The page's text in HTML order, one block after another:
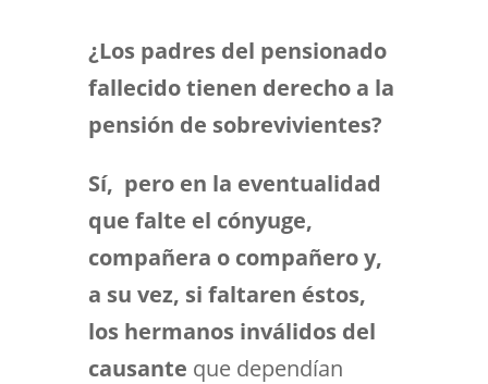
¿Los padres del pensionado
fallecido tienen derecho a la
pensión de sobrevivientes?
Sí, pero en la eventualidad
que falte el cónyuge,
compañera o compañero y,
a su vez, si faltaren éstos,
los hermanos inválidos del
causante que dependían